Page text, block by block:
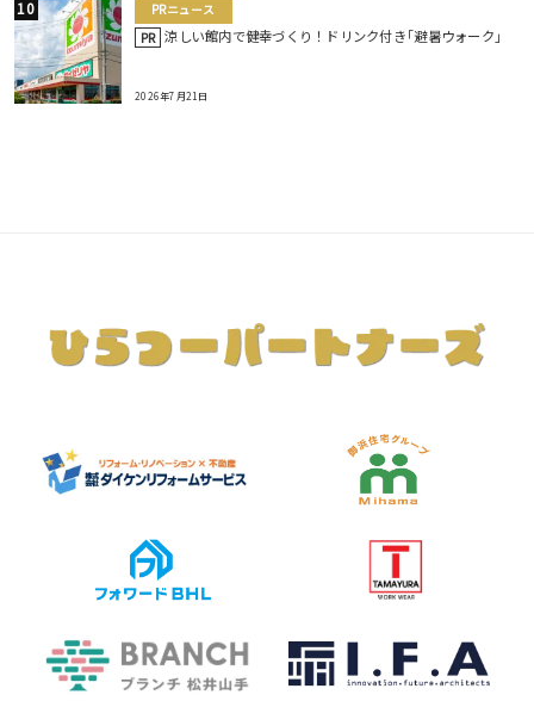
PRニュース
PR 涼しい館内で健幸づくり！ドリンク付き｢避暑ウォーク｣
2026年7月21日